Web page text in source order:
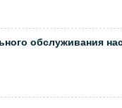
обслуживания